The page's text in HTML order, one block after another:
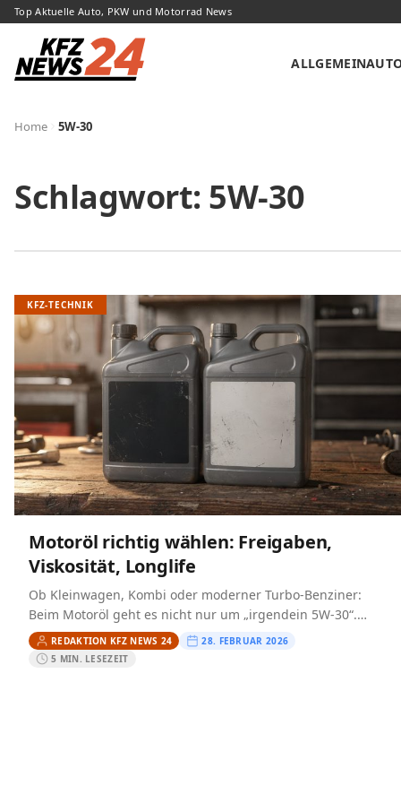
Top Aktuelle Auto, PKW und Motorrad News
ALLGEMEIN
Home 5W-30
Schlagwort: 5W-30
KFZ-TECHNIK
Motoröl richtig wählen: Freigaben,
Viskosität, Longlife
Ob Kleinwagen, Kombi oder moderner Turbo-Benziner:
Beim Motoröl geht es nicht nur um „irgendein 5W-30“.
Entscheidend sind zwei Dinge, die häufig verwechselt
werden: die Viskosität…
REDAKTION KFZ NEWS 24
28. FEBRUAR 2026
5 MIN. LESEZEIT